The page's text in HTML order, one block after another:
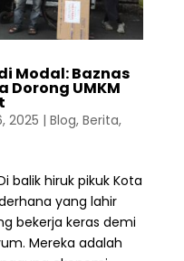
Modal: Baznas
Dorong UMKM
2025 | Blog, Berita,
balik hiruk pikuk Kota
yang lahir
bekerja keras demi
Mereka adalah